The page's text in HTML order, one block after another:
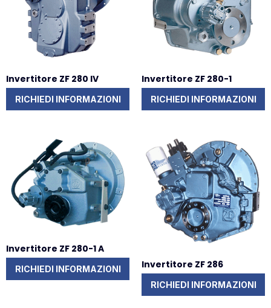
Invertitore ZF 280 IV
RICHIEDI INFORMAZIONI
Invertitore ZF 280-1
RICHIEDI INFORMAZIONI
Invertitore ZF 280-1 A
RICHIEDI INFORMAZIONI Invertitore ZF 286
RICHIEDI INFORMAZIONI